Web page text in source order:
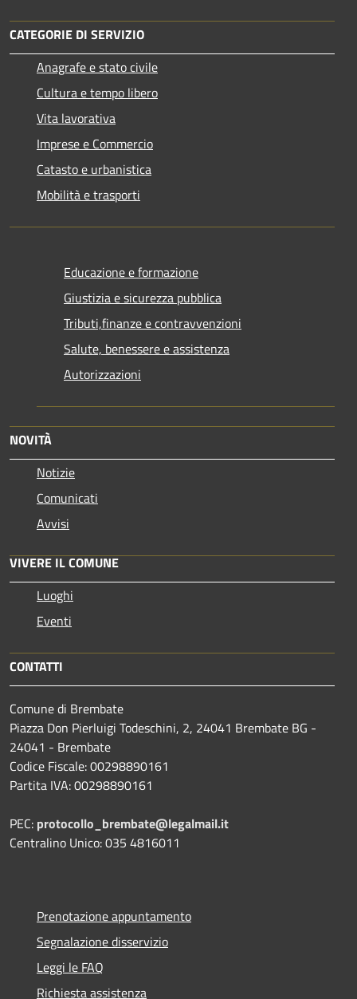
CATEGORIE DI SERVIZIO
Anagrafe e stato civile
Cultura e tempo libero
Vita lavorativa
Imprese e Commercio
Catasto e urbanistica
Mobilità e trasporti
Educazione e formazione
Giustizia e sicurezza pubblica
Tributi,finanze e contravvenzioni
Salute, benessere e assistenza
Autorizzazioni
NOVITÀ
Notizie
Comunicati
Avvisi
VIVERE IL COMUNE
Luoghi
Eventi
CONTATTI
Comune di Brembate
Piazza Don Pierluigi Todeschini, 2, 24041 Brembate BG -
24041 - Brembate
Codice Fiscale: 00298890161
Partita IVA: 00298890161
PEC: protocollo_brembate@legalmail.it
Centralino Unico: 035 4816011
Prenotazione appuntamento
Segnalazione disservizio
Leggi le FAQ
Richiesta assistenza